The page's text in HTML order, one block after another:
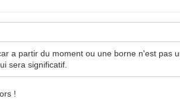
a partir du moment ou une borne n'est
sera significatif.
!